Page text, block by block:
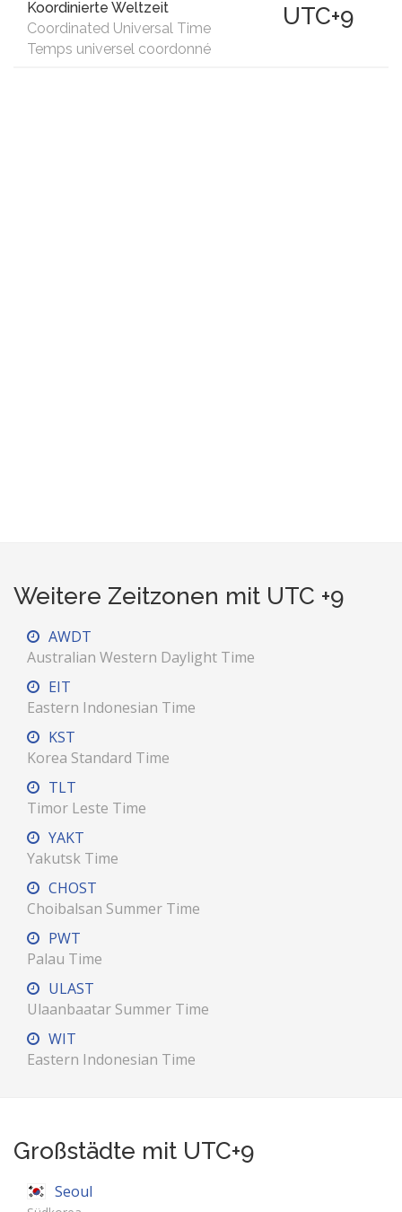
Koordinierte Weltzeit
Coordinated Universal Time
Temps universel coordonné
UTC+9
Weitere Zeitzonen mit UTC +9
AWDT
Australian Western Daylight Time
EIT
Eastern Indonesian Time
KST
Korea Standard Time
TLT
Timor Leste Time
YAKT
Yakutsk Time
CHOST
Choibalsan Summer Time
PWT
Palau Time
ULAST
Ulaanbaatar Summer Time
WIT
Eastern Indonesian Time
Großstädte mit UTC+9
Seoul